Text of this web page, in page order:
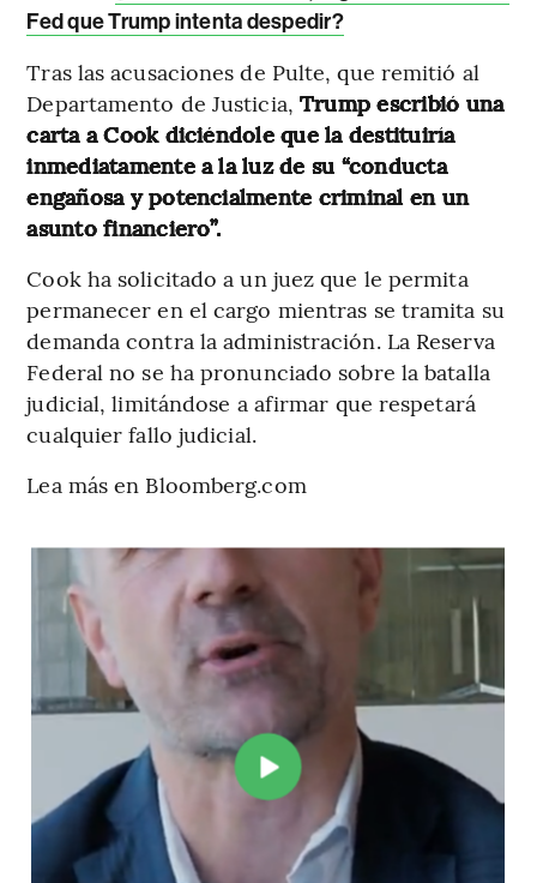
Fed que Trump intenta despedir?
Tras las acusaciones de Pulte, que remitió al
Departamento de Justicia, Trump escribió una
carta a Cook diciéndole que la destituiría
inmediatamente a la luz de su “conducta
engañosa y potencialmente criminal en un
asunto financiero”.
Cook ha solicitado a un juez que le permita
permanecer en el cargo mientras se tramita su
demanda contra la administración. La Reserva
Federal no se ha pronunciado sobre la batalla
judicial, limitándose a afirmar que respetará
cualquier fallo judicial.
Lea más en Bloomberg.com